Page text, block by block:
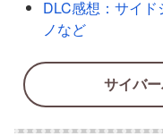
DLC感想：サイ
ノなど
サイバ